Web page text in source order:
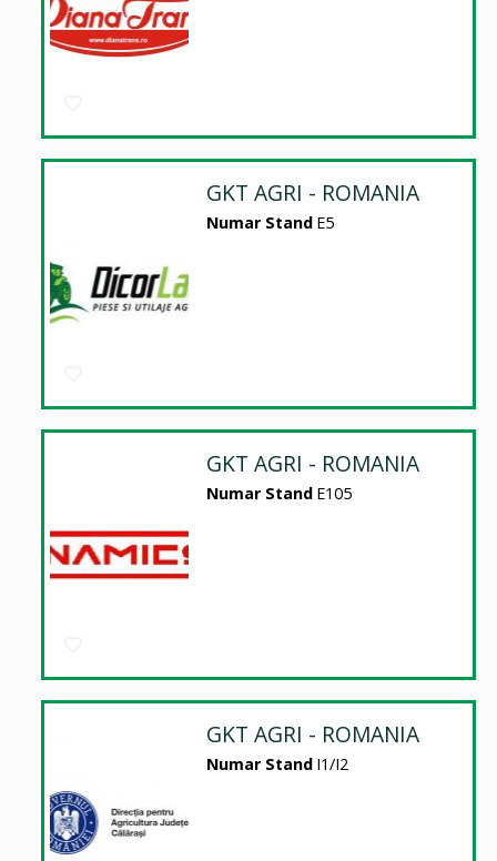
GKT AGRI - ROMANIA
Numar Stand E5
GKT AGRI - ROMANIA
Numar Stand E105
GKT AGRI - ROMANIA
Numar Stand I1/I2